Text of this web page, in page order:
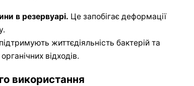
в резервуарі. Це запобігає деформації
життєдіяльність бактерій та
відходів.
використання